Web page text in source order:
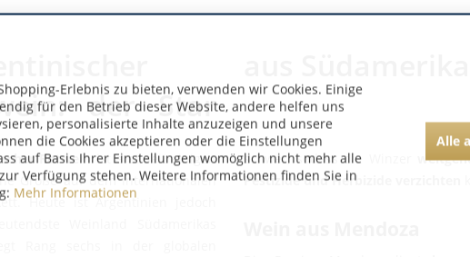
der Star
Rotweinist erst seit einigen
Größe auf dem internationalen
Heute ist Argentinien jedoch
schwer, sodass die Winzer
Pestizide und Herbizide verzichten
Erlebnis zu bieten, verwenden wir Cookies. Einige
für den Betrieb dieser Website, andere helfen uns
personalisierte Inhalte anzuzeigen und unsere
die Cookies akzeptieren oder die Einstellungen
auf Basis Ihrer Einstellungen womöglich nicht mehr alle
Verfügung stehen. Weitere Informationen finden Sie in
Mehr Informationen
Alle